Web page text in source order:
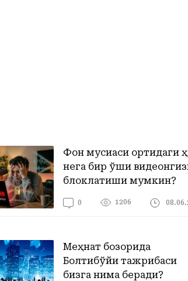
Фон мусиқаси ортидаги
нега бир қўшиқ
блоклатиши мумкин?
0 1206
Меҳнат бозорида
Болтиқбўйи тажрибаси
бизга нима беради?